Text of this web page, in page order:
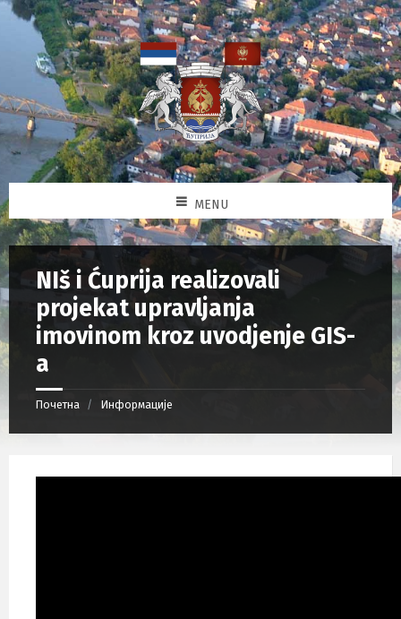
MENU
NIš i Ćuprija realizovali
projekat upravljanja
imovinom kroz uvodjenje GIS-
a
Почетна Информације